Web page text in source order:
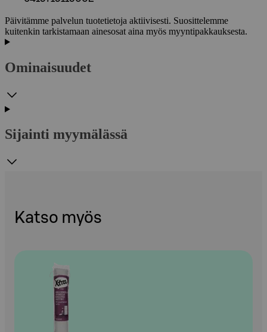
Päivitämme palvelun tuotetietoja aktiivisesti. Suosittelemme
kuitenkin tarkistamaan ainesosat aina myös myyntipakkauksesta.
Ominaisuudet
Sijainti myymälässä
Katso myös